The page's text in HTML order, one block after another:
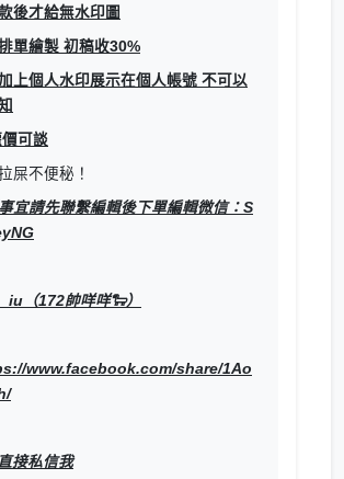
後才給無水印圖
單繪製 初稿收30%
上個人水印展示在個人帳號 不可以
可談
屎不便秘！
宜請先聯繫編輯後下單編輯微信：S
（172帥咩咩🐑）
www.facebook.com/share/1Ao
接私信我